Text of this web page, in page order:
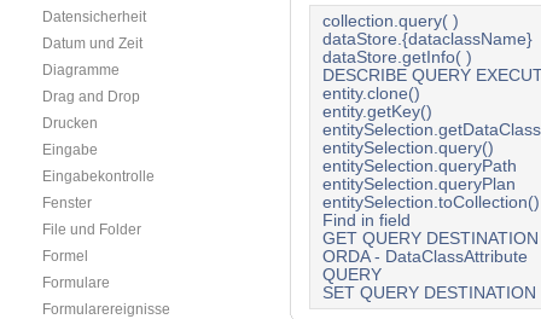
Datensicherheit
Datum und Zeit
Diagramme
Drag and Drop
Drucken
Eingabe
Eingabekontrolle
Fenster
File und Folder
Formel
Formulare
Formularereignisse
collection.query( )
dataStore.{dataclassName}
dataStore.getInfo( )
DESCRIBE QUERY
entity.clone()
entity.getKey()
entitySelection.getDataClass
entitySelection.query()
entitySelection.queryPath
entitySelection.queryPlan
entitySelection.toCollection()
Find in field
GET QUERY DESTINATION
ORDA - DataClassAttribute
QUERY
SET QUERY DESTINATION